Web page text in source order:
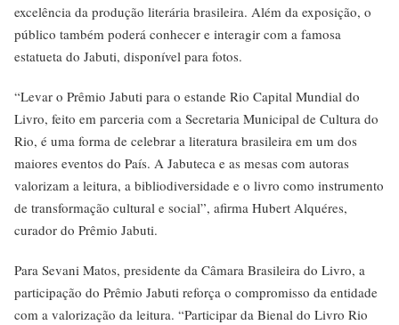
excelência da produção literária brasileira. Além da exposição, o
público também poderá conhecer e interagir com a famosa
estatueta do Jabuti, disponível para fotos.
“Levar o Prêmio Jabuti para o estande Rio Capital Mundial do
Livro, feito em parceria com a Secretaria Municipal de Cultura do
Rio, é uma forma de celebrar a literatura brasileira em um dos
maiores eventos do País. A Jabuteca e as mesas com autoras
valorizam a leitura, a bibliodiversidade e o livro como instrumento
de transformação cultural e social”, afirma Hubert Alquéres,
curador do Prêmio Jabuti.
Para Sevani Matos, presidente da Câmara Brasileira do Livro, a
participação do Prêmio Jabuti reforça o compromisso da entidade
com a valorização da leitura. “Participar da Bienal do Livro Rio